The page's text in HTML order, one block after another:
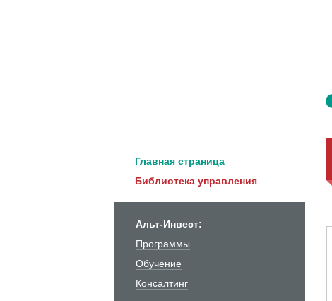
Главная страница
Библиотека управления
Альт-Инвест:
Программы
Обучение
Консалтинг